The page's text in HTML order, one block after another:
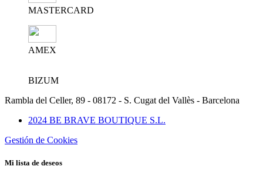
MASTERCARD
AMEX
BIZUM
Rambla del Celler, 89 - 08172 - S. Cugat del Vallès - Barcelona
2024 BE BRAVE BOUTIQUE S.L.
Gestión de Cookies
Mi lista de deseos